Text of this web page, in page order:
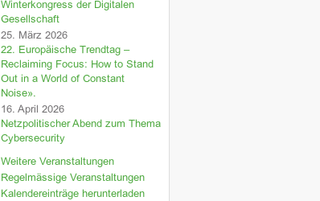
Winterkongress der Digitalen
Gesellschaft
25. März 2026
22. Europäische Trendtag –
Reclaiming Focus: How to Stand
Out in a World of Constant
Noise».
16. April 2026
Netzpolitischer Abend zum Thema
Cybersecurity
Weitere Veranstaltungen
Regelmässige Veranstaltungen
Kalendereinträge herunterladen